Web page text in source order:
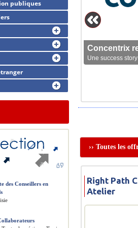
Concentrix
Une success
›› Toutes les
Right Path
Atelier
publiques
des Conseillers en